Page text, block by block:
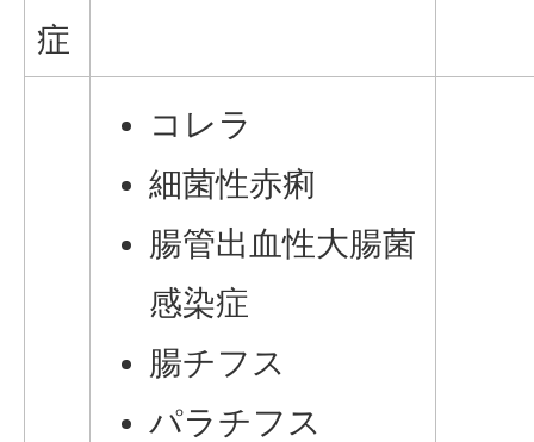
症
コレラ
細菌性赤痢
腸管出血性大腸菌
感染症
腸チフス
パラチフス